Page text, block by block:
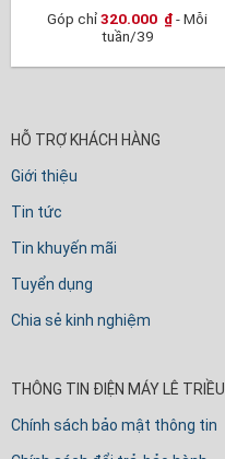
Góp chỉ320.000 ₫ - Mỗi
tuần/39
HỖ TRỢ KHÁCH HÀNG
Giới thiệu
Tin tức
Tin khuyến mãi
Tuyển dụng
Chia sẻ kinh nghiệm
THÔNG TIN ĐIỆN MÁY LÊ TRIỀU
Chính sách bảo mật thông tin